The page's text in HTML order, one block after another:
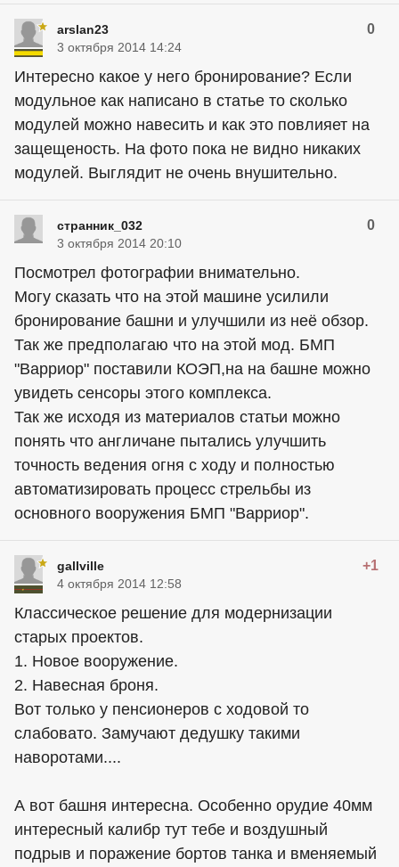
arslan23 0
3 октября 2014 14:24
Интересно какое у него бронирование? Если
модульное как написано в статье то сколько
модулей можно навесить и как это повлияет на
защещеность. На фото пока не видно никаких
модулей. Выглядит не очень внушительно.
странник_032 0
3 октября 2014 20:10
Посмотрел фотографии внимательно.
Могу сказать что на этой машине усилили
бронирование башни и улучшили из неё обзор.
Так же предполагаю что на этой мод. БМП
"Варриор" поставили КОЭП,на на башне можно
увидеть сенсоры этого комплекса.
Так же исходя из материалов статьи можно
понять что англичане пытались улучшить
точность ведения огня с ходу и полностью
автоматизировать процесс стрельбы из
основного вооружения БМП "Варриор".
gallville +1
4 октября 2014 12:58
Классическое решение для модернизации
старых проектов.
1. Новое вооружение.
2. Навесная броня.
Вот только у пенсионеров с ходовой то
слабовато. Замучают дедушку такими
наворотами....
А вот башня интересна. Особенно орудие 40мм
интересный калибр тут тебе и воздушный
подрыв и поражение бортов танка и вменяемый